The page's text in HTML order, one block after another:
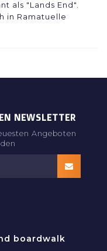
als "Lands End".
in Ramatuelle
NEWSLETTER
Angeboten
boardwalk